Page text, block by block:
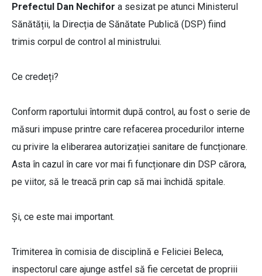
Prefectul Dan Nechifor a sesizat pe atunci Ministerul
Sănătății, la Direcția de Sănătate Publică (DSP) fiind
trimis corpul de control al ministrului.
Ce credeți?
Conform raportului întormit după control, au fost o serie de
măsuri impuse printre care refacerea procedurilor interne
cu privire la eliberarea autorizației sanitare de funcționare.
Asta în cazul în care vor mai fi funcționare din DSP cărora,
pe viitor, să le treacă prin cap să mai închidă spitale.
Și, ce este mai important.
Trimiterea în comisia de disciplină e Feliciei Beleca,
inspectorul care ajunge astfel să fie cercetat de propriii